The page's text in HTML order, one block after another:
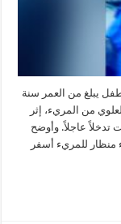
يبلغ من العمر سنة
من المريء، إثر
عاجلاً. وأوضح
منظار للمريء أسفر